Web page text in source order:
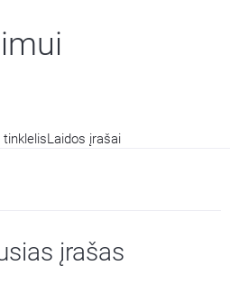
Laidos įrašai
įrašas